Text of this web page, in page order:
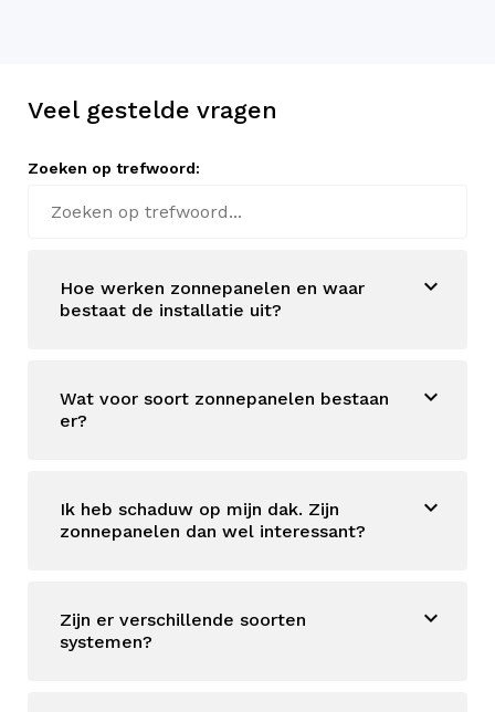
Veel gestelde vragen
Zoeken op trefwoord:
Hoe werken zonnepanelen en waar
bestaat de installatie uit?
Wat voor soort zonnepanelen bestaan
er?
Ik heb schaduw op mijn dak. Zijn
zonnepanelen dan wel interessant?
Zijn er verschillende soorten
systemen?